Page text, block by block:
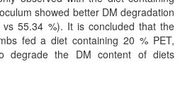
showed better DM degradation
55.34 %). It is concluded that the
fed a diet containing 20 % PET,
degrade the DM content of diets